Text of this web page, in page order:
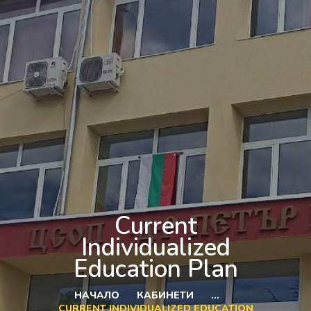
Current
Individualized
Education Plan
НАЧАЛО КАБИНЕТИ
...
CURRENT INDIVIDUALIZED EDUCATION